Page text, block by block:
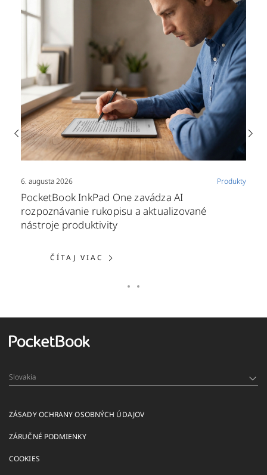
6. augusta 2026 Produkty
PocketBook InkPad One zavádza AI
rozpoznávanie rukopisu a aktualizované
nástroje produktivity
ČÍTAJ VIAC ČÍTAJ VIAC: POCKETBOOK
ZÁSADY OCHRANY OSOBNÝCH ÚDAJOV
ZÁRUČNÉ PODMIENKY
COOKIES
Slovakia